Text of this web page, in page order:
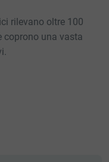
rilevano oltre 100
coprono una vasta